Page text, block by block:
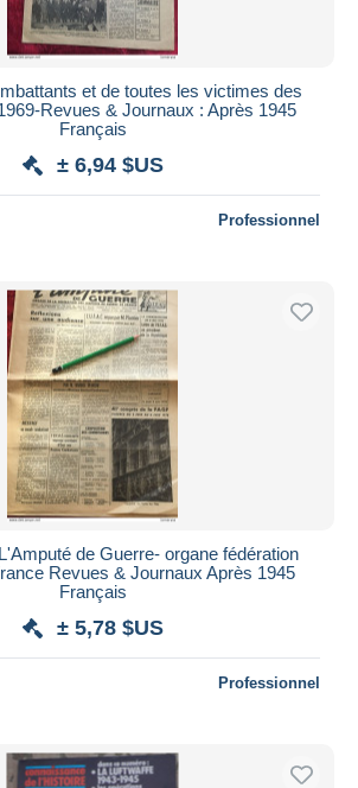
et de toutes les victimes des
Revues & Journaux : Après 1945
Français
± 6,94 $US
Professionnel
de Guerre- organe fédération
Revues & Journaux Après 1945
Français
± 5,78 $US
Professionnel